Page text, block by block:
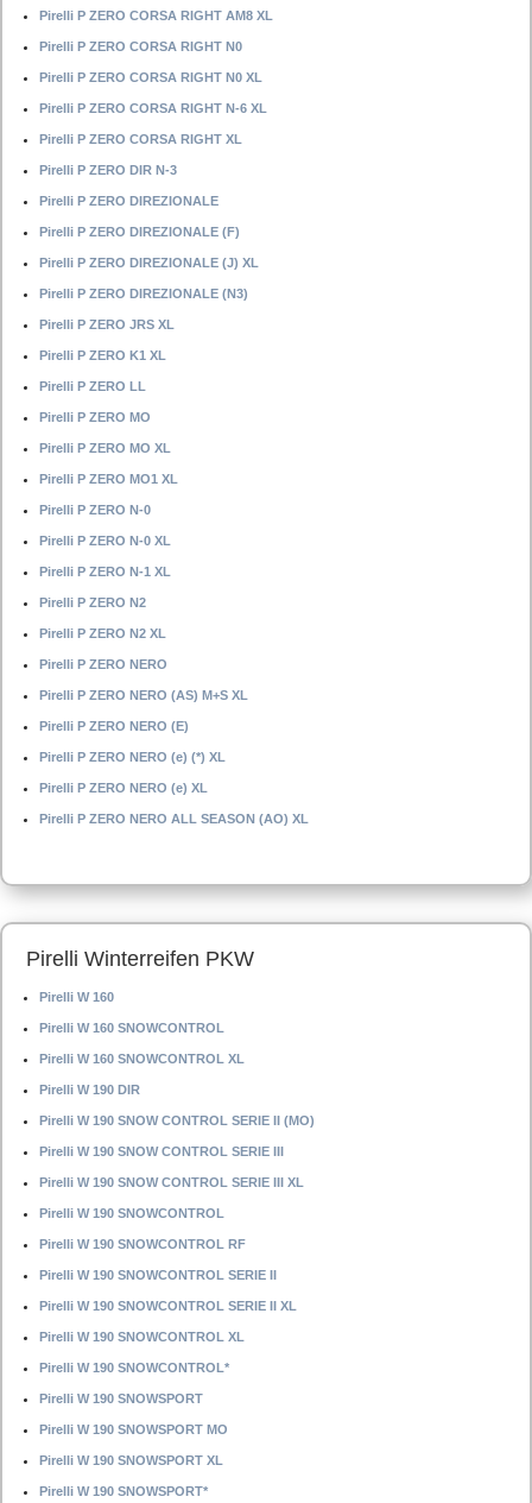
Pirelli P ZERO CORSA RIGHT AM8 XL
Pirelli P ZERO CORSA RIGHT N0
Pirelli P ZERO CORSA RIGHT N0 XL
Pirelli P ZERO CORSA RIGHT N-6 XL
Pirelli P ZERO CORSA RIGHT XL
Pirelli P ZERO DIR N-3
Pirelli P ZERO DIREZIONALE
Pirelli P ZERO DIREZIONALE (F)
Pirelli P ZERO DIREZIONALE (J) XL
Pirelli P ZERO DIREZIONALE (N3)
Pirelli P ZERO JRS XL
Pirelli P ZERO K1 XL
Pirelli P ZERO LL
Pirelli P ZERO MO
Pirelli P ZERO MO XL
Pirelli P ZERO MO1 XL
Pirelli P ZERO N-0
Pirelli P ZERO N-0 XL
Pirelli P ZERO N-1 XL
Pirelli P ZERO N2
Pirelli P ZERO N2 XL
Pirelli P ZERO NERO
Pirelli P ZERO NERO (AS) M+S XL
Pirelli P ZERO NERO (E)
Pirelli P ZERO NERO (e) (*) XL
Pirelli P ZERO NERO (e) XL
Pirelli P ZERO NERO ALL SEASON (AO) XL
Pirelli Winterreifen PKW
Pirelli W 160
Pirelli W 160 SNOWCONTROL
Pirelli W 160 SNOWCONTROL XL
Pirelli W 190 DIR
Pirelli W 190 SNOW CONTROL SERIE II (MO)
Pirelli W 190 SNOW CONTROL SERIE III
Pirelli W 190 SNOW CONTROL SERIE III XL
Pirelli W 190 SNOWCONTROL
Pirelli W 190 SNOWCONTROL RF
Pirelli W 190 SNOWCONTROL SERIE II
Pirelli W 190 SNOWCONTROL SERIE II XL
Pirelli W 190 SNOWCONTROL XL
Pirelli W 190 SNOWCONTROL*
Pirelli W 190 SNOWSPORT
Pirelli W 190 SNOWSPORT MO
Pirelli W 190 SNOWSPORT XL
Pirelli W 190 SNOWSPORT*